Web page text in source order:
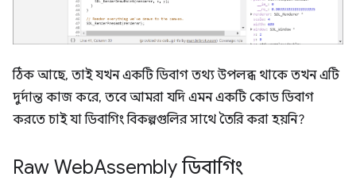
ঠিক আছে, তাই যখন একটি ডিবাগ তথ্য উপলব্ধ থাকে তখন এটি
দুর্দান্ত কাজ করে, তবে আমরা যদি এমন একটি কোড ডিবাগ
করতে চাই যা ডিবাগিং বিকল্পগুলির সাথে তৈরি করা হয়নি?
Raw WebAssembly ডিবাগিং